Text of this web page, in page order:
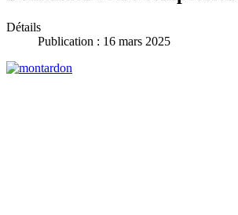
Détails
Publication : 16 mars 2025